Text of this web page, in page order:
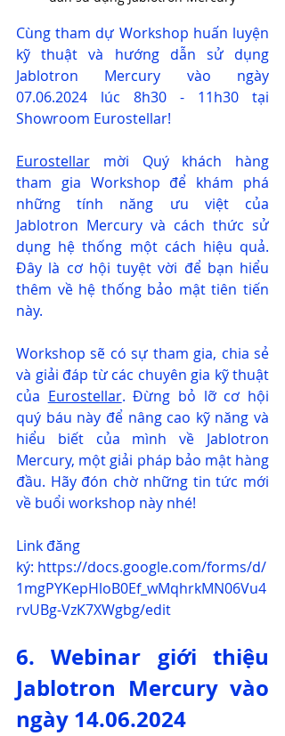
Cùng tham dự Workshop huấn luyện
kỹ thuật và hướng dẫn sử dụng
Jablotron Mercury vào ngày
07.06.2024 lúc 8h30 - 11h30 tại
Showroom Eurostellar!
Eurostellar mời Quý khách hàng
tham gia Workshop để khám phá
những tính năng ưu việt của
Jablotron Mercury và cách thức sử
dụng hệ thống một cách hiệu quả.
Đây là cơ hội tuyệt vời để bạn hiểu
thêm về hệ thống bảo mật tiên tiến
này.
Workshop sẽ có sự tham gia, chia sẻ
và giải đáp từ các chuyên gia kỹ thuật
của Eurostellar. Đừng bỏ lỡ cơ hội
quý báu này để nâng cao kỹ năng và
hiểu biết của mình về Jablotron
Mercury, một giải pháp bảo mật hàng
đầu. Hãy đón chờ những tin tức mới
về buổi workshop này nhé!
Link đăng
ký: https://docs.google.com/forms/d/
1mgPYKepHloB0Ef_wMqhrkMN06Vu4
rvUBg-VzK7XWgbg/edit
6. Webinar giới thiệu
Jablotron Mercury vào
ngày 14.06.2024